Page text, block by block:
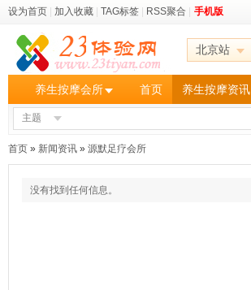
设为首页 加入收藏 TAG标签 RSS聚合 手机版
北京站
养生按摩会所 首页 养生按摩资讯
主题
首页 » 新闻资讯 » 源默足疗会所
没有找到任何信息。